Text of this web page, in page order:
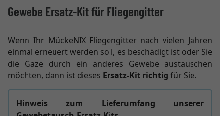
Gewebe Ersatz-Kit für Fliegengitter
Wenn Ihr MückeNIX Fliegengitter nach vielen Jahren
einmal erneuert werden soll, es beschädigt ist oder Sie
die Gaze durch ein anderes Gewebe austauschen
möchten, dann ist dieses Ersatz-Kit richtig für Sie.
Hinweis zum Lieferumfang unserer